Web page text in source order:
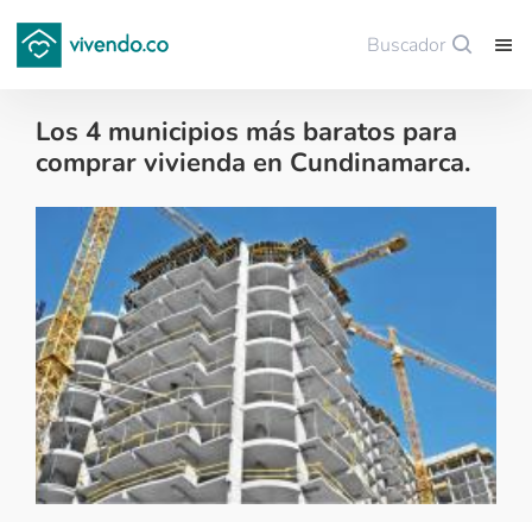
Buscador
Los 4 municipios más baratos para
comprar vivienda en Cundinamarca.
Tips para comprar vivienda nueva - 2017-04-04
Guardar